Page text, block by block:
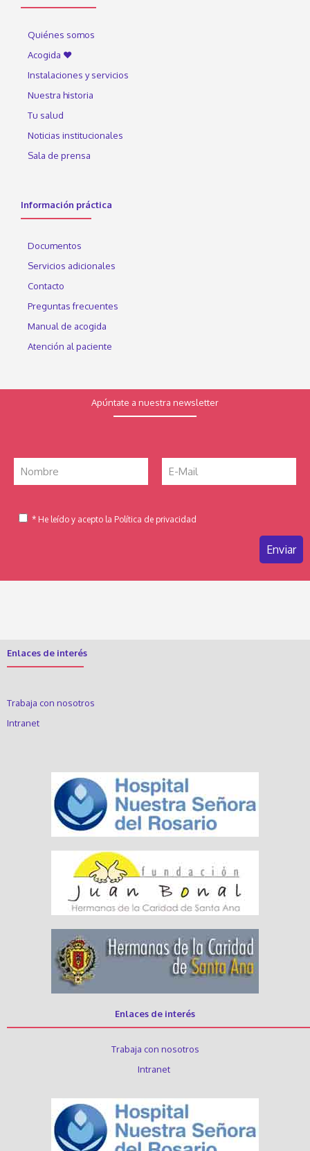
Quiénes somos
Acogida ♥
Instalaciones y servicios
Nuestra historia
Tu salud
Noticias institucionales
Sala de prensa
Información práctica
Documentos
Servicios adicionales
Contacto
Preguntas frecuentes
Manual de acogida
Atención al paciente
Apúntate a nuestra newsletter
* He leído y acepto la Política de privacidad
Enlaces de interés
Trabaja con nosotros
Intranet
Enlaces de interés
Trabaja con nosotros
Intranet